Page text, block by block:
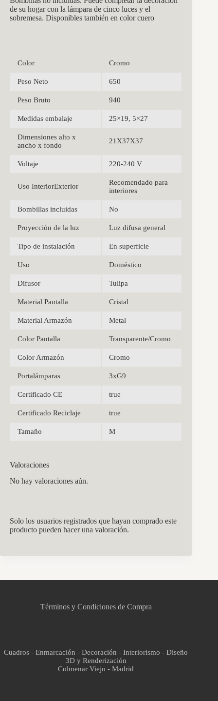
de su hogar con la lámpara de cinco luces y el
sobremesa. Disponibles también en color cuero
Color Cromo
Peso Neto 650
Peso Bruto 940
Medidas embalaje 25×19, 5×27
Dimensiones alto x
ancho x fondo
21X37X37
Voltaje 220-240 V
Uso InteriorExterior
Recomendado para
interiores
Bombillas incluidas No
Proyección de la luz Luz difusa general
Tipo de instalación En superficie
Uso Doméstico
Difusor Tulipa
Material Pantalla Cristal
Material Armazón Metal
Color Pantalla Transparente/Cromo
Color Armazón Cromo
Portalámparas 3xG9
Certificado CE true
Certificado Reciclaje true
Tamaño M
Valoraciones
No hay valoraciones aún.
Solo los usuarios registrados que hayan comprado este
producto pueden hacer una valoración.
Términos y Condiciones de Compra
Cuadros - Enmarcación - Decoración - Interiorismo - Diseño
3D y Renderización
Colmenar Viejo - Madrid
Asistente virtual · En línea